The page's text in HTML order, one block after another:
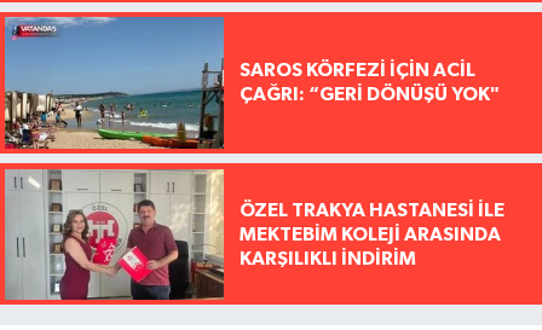
SAROS KÖRFEZİ İÇİN ACİL
ÇAĞRI: “GERİ DÖNÜŞÜ YOK"
ÖZEL TRAKYA HASTANESİ İLE
MEKTEBİM KOLEJİ ARASINDA
KARŞILIKLI İNDİRİM